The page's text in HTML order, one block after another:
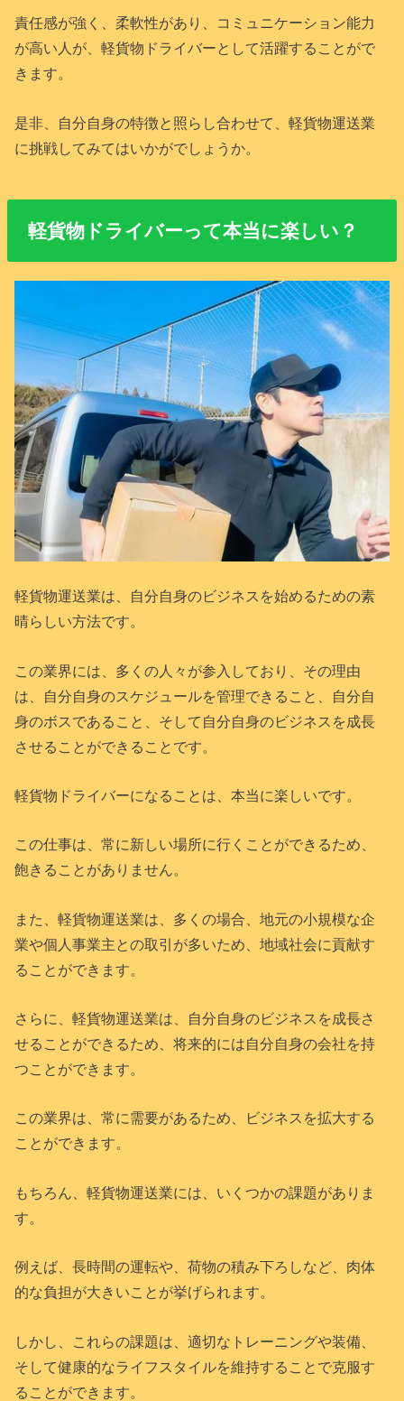
責任感が強く、柔軟性があり、コミュニケーション能力
が高い人が、軽貨物ドライバーとして活躍することがで
きます。
是非、自分自身の特徴と照らし合わせて、軽貨物運送業
に挑戦してみてはいかがでしょうか。
軽貨物ドライバーって本当に楽しい？
軽貨物運送業は、自分自身のビジネスを始めるための素
晴らしい方法です。
この業界には、多くの人々が参入しており、その理由
は、自分自身のスケジュールを管理できること、自分自
身のボスであること、そして自分自身のビジネスを成長
させることができることです。
軽貨物ドライバーになることは、本当に楽しいです。
この仕事は、常に新しい場所に行くことができるため、
飽きることがありません。
また、軽貨物運送業は、多くの場合、地元の小規模な企
業や個人事業主との取引が多いため、地域社会に貢献す
ることができます。
さらに、軽貨物運送業は、自分自身のビジネスを成長さ
せることができるため、将来的には自分自身の会社を持
つことができます。
この業界は、常に需要があるため、ビジネスを拡大する
ことができます。
もちろん、軽貨物運送業には、いくつかの課題がありま
す。
例えば、長時間の運転や、荷物の積み下ろしなど、肉体
的な負担が大きいことが挙げられます。
しかし、これらの課題は、適切なトレーニングや装備、
そして健康的なライフスタイルを維持することで克服す
ることができます。